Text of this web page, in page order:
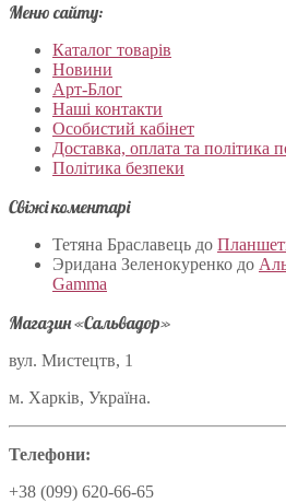
Меню сайту:
Каталог товарів
Новини
Арт-Блог
Наші контакти
Особистий кабінет
Доставка, оплата та політика
Політика безпеки
Свіжі коментарі
Тетяна Браславець до
Эридана Зеленокуренко до
Gamma
Магазин «Сальвадор»
вул. Мистецтв, 1
м. Харків, Україна.
Телефони:
+38 (099) 620-66-65